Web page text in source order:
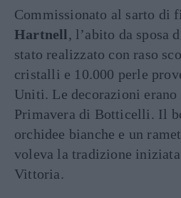
Commissionato al sarto di
Hartnell, l’abito da sposa
stato realizzato con raso
cristalli e 10.000 perle
Uniti. Le decorazioni
Primavera di Botticelli. Il
orchidee bianche e un
voleva la tradizione
Vittoria.